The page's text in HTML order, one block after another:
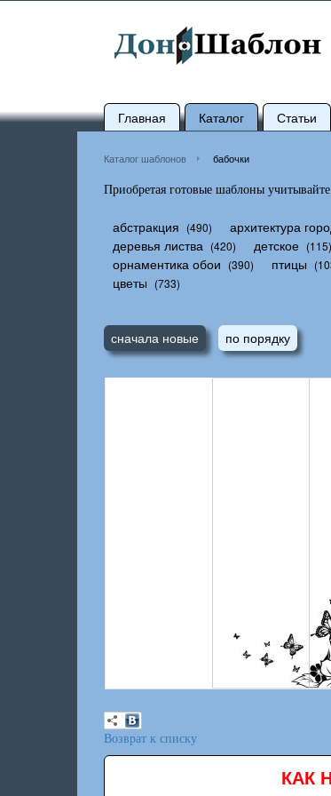
Главная Каталог Статьи
Каталог шаблонов бабочки
Приобретая готовые шаблоны
абстракция (490) архитектура
деревья листва (420) детское (115)
орнаментика обои (390) птицы
цветы (733)
сначала новые по порядку
Возврат к списку
КАК